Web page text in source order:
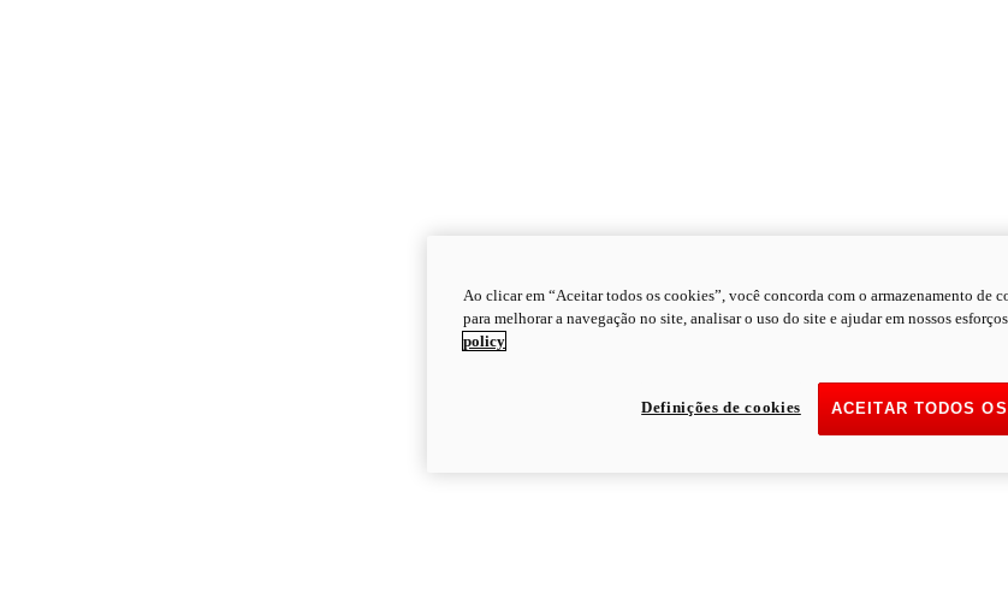
Ao clicar em “Aceitar todos os cookies”, você concorda com o armazenamento de
para melhorar a navegação no site, analisar o uso do site e ajudar em nossos
policy
ACEITAR TODOS
Definições de cookies